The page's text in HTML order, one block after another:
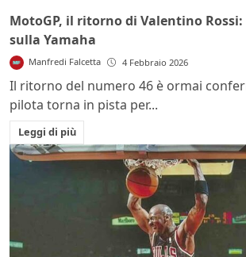
MotoGP, il ritorno di Valentino
sulla Yamaha
Manfredi Falcetta 4 Febbraio 2026
Il ritorno del numero 46 è ormai
pilota torna in pista per...
Leggi di più